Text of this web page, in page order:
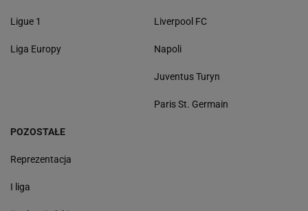
Ligue 1
Liga Europy
Liverpool FC
Napoli
Juventus Turyn
Paris St. Germain
POZOSTAŁE
Reprezentacja
I liga